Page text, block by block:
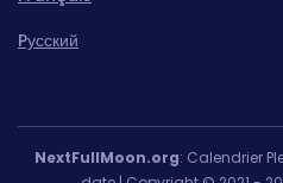
Pусский
NextFullMoon.org: Calendrier